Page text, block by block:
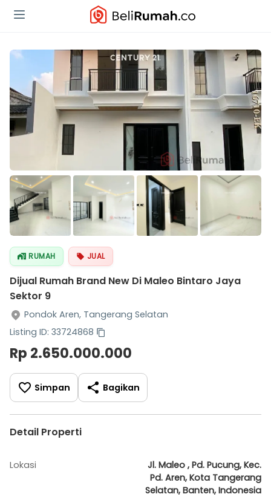
RUMAH JUAL
Dijual Rumah Brand New Di Maleo Bintaro Jaya
Sektor 9
Pondok Aren, Tangerang Selatan
Listing ID: 33724868
Rp 2.650.000.000
Simpan Bagikan
Detail Properti
Lokasi
Jl. Maleo , Pd. Pucung, Kec.
Pd. Aren, Kota Tangerang
Selatan, Banten, Indonesia